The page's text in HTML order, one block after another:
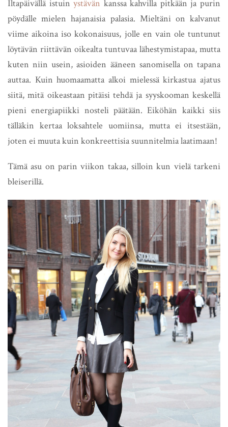
Iltapäivällä istuinystävän kanssa kahvilla pitkään ja purin
pöydälle mielen hajanaisia palasia. Mieltäni on kalvanut
viime aikoina iso kokonaisuus, jolle en vain ole tuntunut
löytävän riittävän oikealta tuntuvaa lähestymistapaa, mutta
kuten niin usein, asioiden ääneen sanomisella on tapana
auttaa. Kuin huomaamatta alkoi mielessä kirkastua ajatus
siitä, mitä oikeastaan pitäisi tehdä ja syyskooman keskellä
pieni energiapiikki nosteli päätään. Eiköhän kaikki siis
tälläkin kertaa loksahtele uomiinsa, mutta ei itsestään,
joten ei muuta kuin konkreettisia suunnitelmia laatimaan!
Tämä asu on parin viikon takaa, silloin kun vielä tarkeni
bleiserillä.